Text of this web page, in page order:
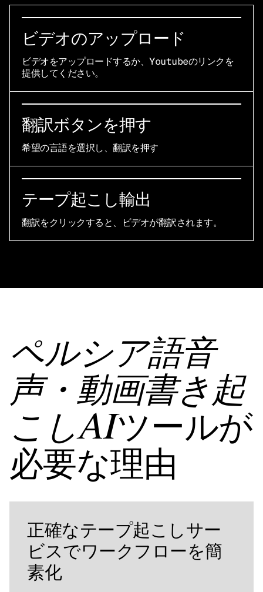
ビデオのアップロード
ビデオをアップロードするか、Youtubeのリンクを
提供してください。
翻訳ボタンを押す
希望の言語を選択し、翻訳を押す
テープ起こし輸出
翻訳をクリックすると、ビデオが翻訳されます。
ペルシア語音
声・動画書き起
こしAIツールが
必要な理由
正確なテープ起こしサー
ビスでワークフローを簡
素化